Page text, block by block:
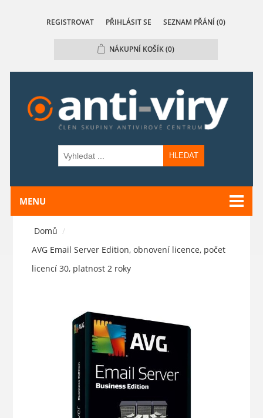
REGISTROVAT PŘIHLÁSIT SE SEZNAM PŘÁNÍ (0)
NÁKUPNÍ KOŠÍK(0)
HLEDAT
MENU
Domů /
AVG Email Server Edition, obnovení licence, počet
licencí 30, platnost 2 roky